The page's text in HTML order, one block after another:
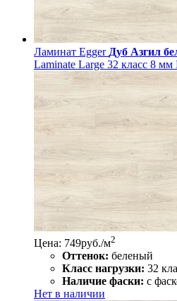
Ламинат Egger Дуб Азгил
Laminate Large 32 класс 8 мм
Цена: 749руб./м2
Оттенок: беленый
Класс нагрузки: 32
Наличие фаски: с
Нет в наличии